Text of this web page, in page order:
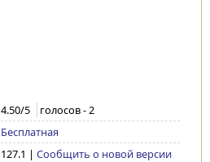
4.50/5 голосов -2
Бесплатная
127.1 | Сообщить о новой версии